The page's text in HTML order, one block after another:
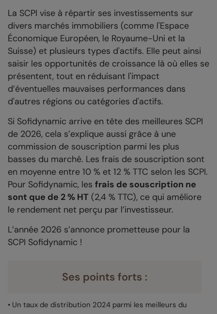
La SCPI vise à répartir ses investissements sur
divers marchés immobiliers (comme l'Espace
Économique Européen, le Royaume-Uni et la
Suisse) et plusieurs types d'actifs. Elle peut ainsi
saisir les opportunités de croissance là où elles se
présentent, tout en réduisant l'impact
d’éventuelles mauvaises performances dans
d'autres régions ou catégories d'actifs.
Si Sofidynamic arrive en tête des meilleures SCPI
de 2026, cela s’explique aussi grâce à une
commission de souscription parmi les plus
basses du marché. Les frais de souscription sont
en moyenne entre 10 % et 12 % TTC selon les SCPI.
Pour Sofidynamic, les frais de souscription ne
sont que de 2 % HT (2,4 % TTC), ce qui améliore
le rendement net perçu par l’investisseur.
L’année 2026 s’annonce prometteuse pour la
SCPI Sofidynamic !
Ses points forts :
• Un taux de distribution 2024 parmi les meilleurs du